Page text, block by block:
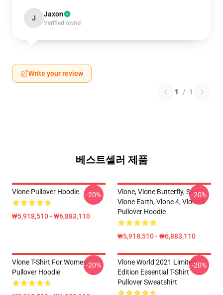
J Jaxon
Verified owner
Write your review
1 / 1
베스트셀러 제품
Vlone Pullover Hoodie
₩5,918,510 - ₩6,883,110
-20%
Vlone, Vlone Butterfly, Sun,
Vlone Earth, Vlone 4, Vlone 3
Pullover Hoodie
₩5,918,510 - ₩6,883,110
-20%
Vlone T-Shirt For Women
Pullover Hoodie
-20%
Vlone World 2021 Limited
Edition Essential T-Shirt
Pullover Sweatshirt
-20%